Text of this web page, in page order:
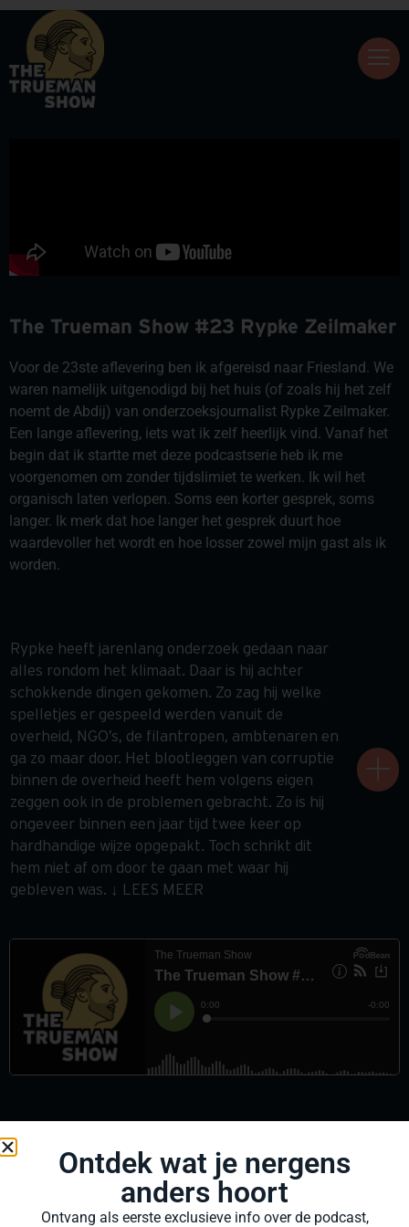
The Trueman Show #23 Rypke Zeilmaker
Voor de 23ste aflevering ben ik afgereisd naar Friesland. We
waren namelijk uitgenodigd bij het huis (of zoals hij het zelf
noemt de Abdij) van onderzoeksjournalist Rypke Zeilmaker.
Een lange aflevering, iets wat ik zelf heerlijk vind. Vanaf het
begin dat ik startte met deze podcastserie heb ik me
voorgenomen om zonder tijdslimiet te werken. Ik wil het
organisch laten verlopen. Soms een korter gesprek, soms
langer. Ik merk dat hoe langer het gesprek duurt hoe
waardevoller het wordt en hoe losser zowel mijn gast als ik
worden.
Rypke heeft jarenlang onderzoek gedaan naar
alles rondom het klimaat. Daar is hij achter
schokkende dingen gekomen. Zo zag hij welke
spelletjes er gespeeld werden vanuit de
overheid, NGO’s, de filantropen, ambtenaren en
ga zo maar door. Het blootleggen van corruptie
binnen de overheid heeft hem volgens eigen
zeggen ook in de problemen gebracht. Zo is hij
ongeveer binnen een jaar tijd twee keer op
hardhandige wijze opgepakt. Toch schrikt dit
hem niet af om door te gaan met waar hij
gebleven was. ↓ LEES MEER
Ontdek wat je nergens
anders hoort
Ontvang als eerste exclusieve info over de podcast,